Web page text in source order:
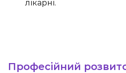
лікарні.
Професійний